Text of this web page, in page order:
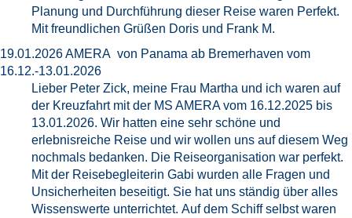
Planung und Durchführung dieser Reise waren Perfekt.
Mit freundlichen Grüßen Doris und Frank M.
19.01.2026 AMERA von Panama ab Bremerhaven vom
16.12.-13.01.2026
Lieber Peter Zick, meine Frau Martha und ich waren auf
der Kreuzfahrt mit der MS AMERA vom 16.12.2025 bis
13.01.2026. Wir hatten eine sehr schöne und
erlebnisreiche Reise und wir wollen uns auf diesem Weg
nochmals bedanken. Die Reiseorganisation war perfekt.
Mit der Reisebegleiterin Gabi wurden alle Fragen und
Unsicherheiten beseitigt. Sie hat uns ständig über alles
Wissenswerte unterrichtet. Auf dem Schiff selbst waren